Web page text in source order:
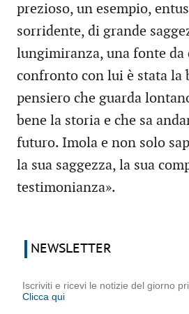
prezioso, un esempio,
sorridente, di grande
lungimiranza, una fonte
confronto con lui è stata la
pensiero che guarda
bene la storia e che sa
futuro. Imola e non solo
la sua saggezza, la sua
testimonianza».
NEWSLETTER
Iscriviti e ricevi le notizie del giorno
Clicca qui